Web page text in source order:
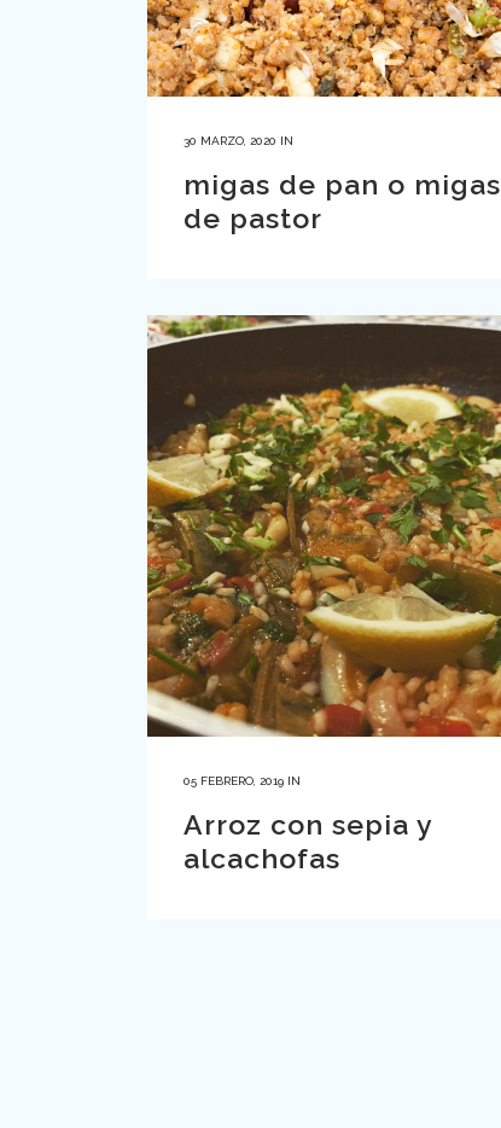
30 MARZO, 2020 IN
migas de pan o migas
de pastor
05 FEBRERO, 2019 IN
Arroz con sepia y
alcachofas